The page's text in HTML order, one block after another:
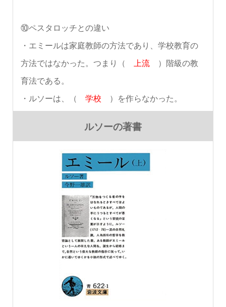
⑩ペスタロッチとの違い
・エミールは家庭教師の方法であり、学校教育の
方法ではなかった。つまり（ 上流）階級の教
育法である。
・ルソーは、（ 学校 ）を作らなかった。
ルソーの著書